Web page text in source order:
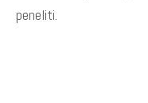
peneliti.